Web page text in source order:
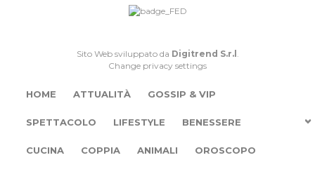
Sito Web sviluppato da Digitrend S.r.l .
Change privacy settings
HOME ATTUALITÀ GOSSIP & VIP
SPETTACOLO LIFESTYLE BENESSERE
CUCINA COPPIA ANIMALI OROSCOPO